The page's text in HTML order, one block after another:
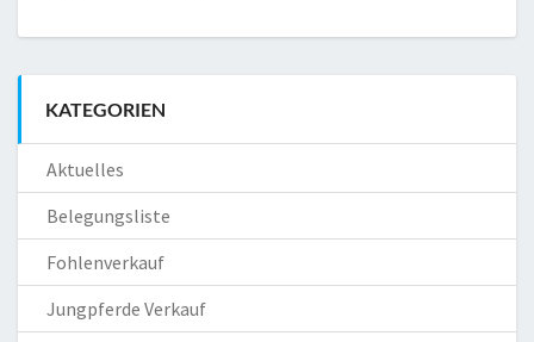
KATEGORIEN
Aktuelles
Belegungsliste
Fohlenverkauf
Jungpferde Verkauf